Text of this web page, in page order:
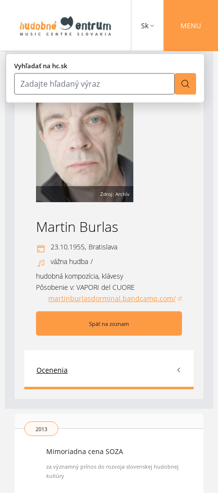
Vyhľadať na hc.sk
Sk MENU
Zdroj: Archív
Martin Burlas
23.10.1955, Bratislava
vážna hudba /
hudobná kompozícia, klávesy
Pôsobenie v: VAPORI del CUORE
martinburlasdorminal.bandcamp.com/
(otvorí sa v novom okne)
Späť na zoznam
Ocenenia
2013
Mimoriadna cena SOZA
za významný prínos do rozvoja slovenskej hudobnej
kultúry